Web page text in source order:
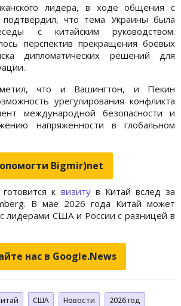
лидера, в ходе общения с
что тема Украины была
с китайским руководством.
перспектив прекращения боевых
дипломатических решений для
что и Вашингтон, и Пекин
урегулирования конфликта
международной безопасности и
напряженности в глобальном
Bigmir)net
к визитув Китай вслед за
В мае 2026 года Китай может
лидерами США и России с разницей в
нас в Google.News
США Новости 2026 год